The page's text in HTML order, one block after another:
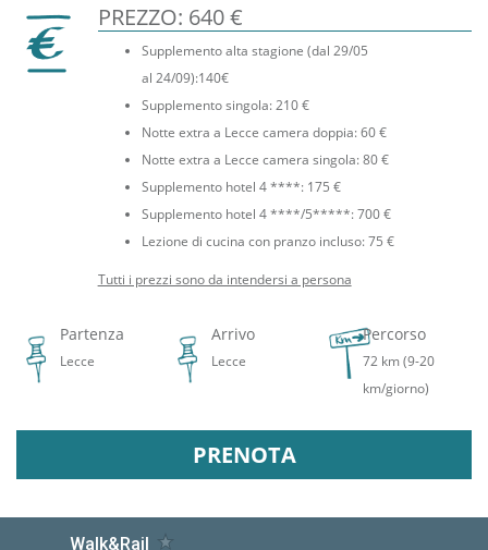
PREZZO: 640 €
Supplemento alta stagione (dal 29/05
al 24/09):140€
Supplemento singola: 210 €
Notte extra a Lecce camera doppia: 60 €
Notte extra a Lecce camera singola: 80 €
Supplemento hotel 4 ****: 175 €
Supplemento hotel 4 ****/5*****: 700 €
Lezione di cucina con pranzo incluso: 75 €
Tutti i prezzi sono da intendersi a persona
Partenza
Lecce
Arrivo
Lecce
Percorso
72 km (9-20
km/giorno)
PRENOTA